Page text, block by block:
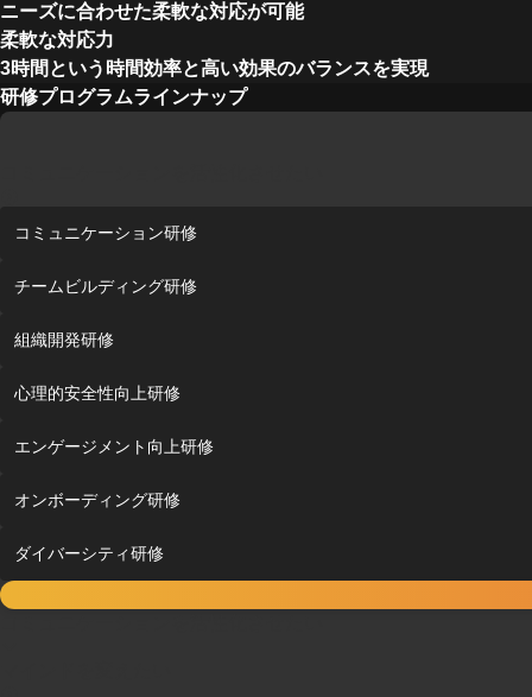
ニーズに合わせた柔軟な対応が可能
柔軟な対応力
3時間という時間効率と高い効果のバランスを実現
研修プログラムラインナップ
コミュニケーション研修
チームビルディング研修
組織開発研修
心理的安全性向上研修
エンゲージメント向上研修
オンボーディング研修
ダイバーシティ研修